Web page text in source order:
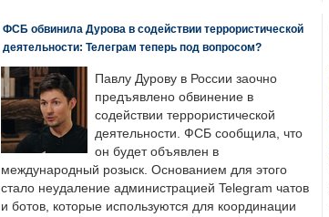
ФСБ обвинила Дурова в содействии террористической
деятельности: Телеграм теперь под вопросом?
Павлу Дурову в России заочно
предъявлено обвинение в
содействии террористической
деятельности. ФСБ сообщила, что
он будет объявлен в
международный розыск. Основанием для этого
стало неудаление администрацией Telegram чатов
и ботов, которые используются для координации